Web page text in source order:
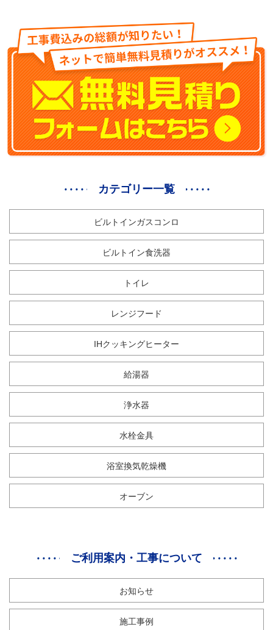
カテゴリー一覧
ビルトインガスコンロ
ビルトイン食洗器
トイレ
レンジフード
IHクッキングヒーター
給湯器
浄水器
水栓金具
浴室換気乾燥機
オーブン
ご利用案内・工事について
お知らせ
施工事例